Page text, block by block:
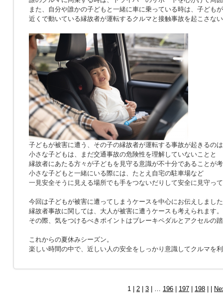
また、自分や誰かの子どもと一緒に車に乗っている時は、子ども
近くで動いている縁故者が運転するクルマと接触事故を起こさな
子どもが被害に遭う、その子の縁故者が運転する事故が起きるの
小さな子どもは、まだ交通事故の危険性を理解していないことと
縁故者にあたる方々が子どもを見守る意識が不十分であることが
小さな子どもと一緒にいる際には、たとえ自宅の駐車場など
一見安全そうに見える場所でも手をつないだりして安全に見守っ
今回は子どもが被害に遭ってしまうケースを中心にお伝えしまし
縁故者事故に関しては、大人が被害に遭うケースも考えられます。
その際、気をつけるべきポイントはブレーキペダルとアクセルの
これからの夏休みシーズン。
楽しい時間の中で、近しい人の安全をしっかり意識してクルマを
1 | 2 3 | … 196 197 198